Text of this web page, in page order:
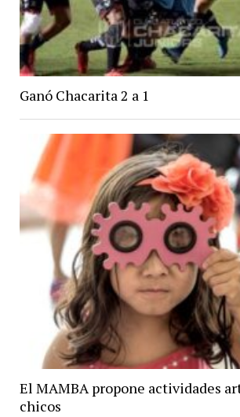
Ganó Chacarita 2 a 1
El MAMBA propone actividades
chicos